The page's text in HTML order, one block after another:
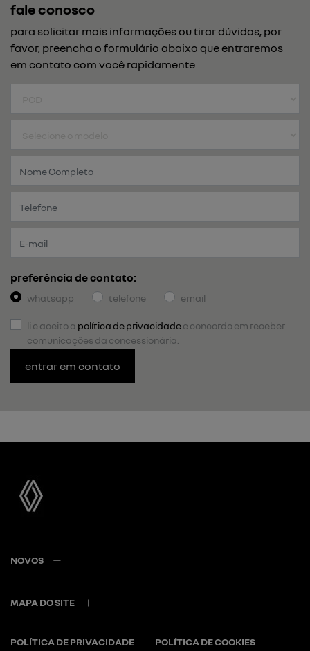
fale conosco
para solicitar mais informações ou tirar dúvidas, por
favor, preencha o formulário abaixo que entraremos
em contato com você rapidamente
preferência de contato:
whatsapp telefone email
li e aceito a política de privacidadee concordo em receber
comunicações da concessionária.
entrar em contato
NOVOS
MAPA DO SITE
POLÍTICA DE PRIVACIDADE POLÍTICA DE COOKIES